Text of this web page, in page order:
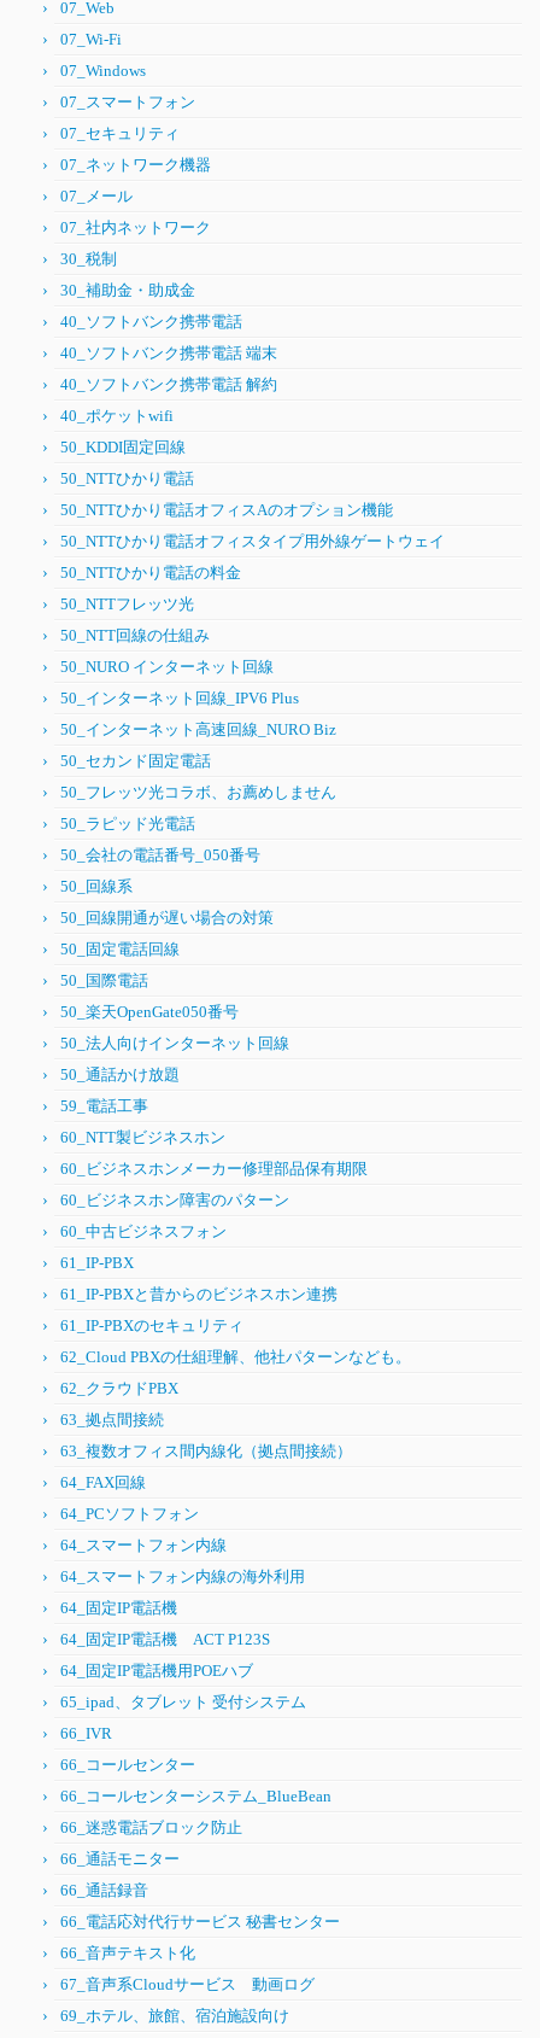
07_Web
07_Wi-Fi
07_Windows
07_スマートフォン
07_セキュリティ
07_ネットワーク機器
07_メール
07_社内ネットワーク
30_税制
30_補助金・助成金
40_ソフトバンク携帯電話
40_ソフトバンク携帯電話 端末
40_ソフトバンク携帯電話 解約
40_ポケットwifi
50_KDDI固定回線
50_NTTひかり電話
50_NTTひかり電話オフィスAのオプション機能
50_NTTひかり電話オフィスタイプ用外線ゲートウェイ
50_NTTひかり電話の料金
50_NTTフレッツ光
50_NTT回線の仕組み
50_NURO インターネット回線
50_インターネット回線_IPV6 Plus
50_インターネット高速回線_NURO Biz
50_セカンド固定電話
50_フレッツ光コラボ、お薦めしません
50_ラピッド光電話
50_会社の電話番号_050番号
50_回線系
50_回線開通が遅い場合の対策
50_固定電話回線
50_国際電話
50_楽天OpenGate050番号
50_法人向けインターネット回線
50_通話かけ放題
59_電話工事
60_NTT製ビジネスホン
60_ビジネスホンメーカー修理部品保有期限
60_ビジネスホン障害のパターン
60_中古ビジネスフォン
61_IP-PBX
61_IP-PBXと昔からのビジネスホン連携
61_IP-PBXのセキュリティ
62_Cloud PBXの仕組理解、他社パターンなども。
62_クラウドPBX
63_拠点間接続
63_複数オフィス間内線化（拠点間接続）
64_FAX回線
64_PCソフトフォン
64_スマートフォン内線
64_スマートフォン内線の海外利用
64_固定IP電話機
64_固定IP電話機 ACT P123S
64_固定IP電話機用POEハブ
65_ipad、タブレット 受付システム
66_IVR
66_コールセンター
66_コールセンターシステム_BlueBean
66_迷惑電話ブロック防止
66_通話モニター
66_通話録音
66_電話応対代行サービス 秘書センター
66_音声テキスト化
67_音声系Cloudサービス 動画ログ
69_ホテル、旅館、宿泊施設向け